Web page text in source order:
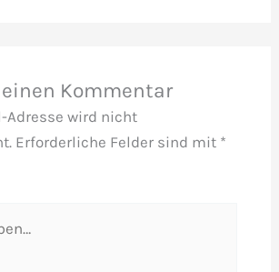
Kommentar
Adresse wird nicht
Erforderliche Felder sind mit *